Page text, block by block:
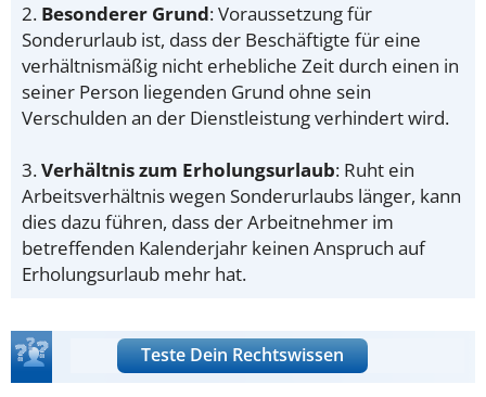
2. Besonderer Grund: Voraussetzung für
Sonderurlaub ist, dass der Beschäftigte für eine
verhältnismäßig nicht erhebliche Zeit durch einen in
seiner Person liegenden Grund ohne sein
Verschulden an der Dienstleistung verhindert wird.
3.Verhältnis zum Erholungsurlaub: Ruht ein
Arbeitsverhältnis wegen Sonderurlaubs länger, kann
dies dazu führen, dass der Arbeitnehmer im
betreffenden Kalenderjahr keinen Anspruch auf
Erholungsurlaub mehr hat.
Teste Dein Rechtswissen